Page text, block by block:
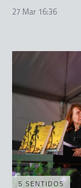
27 Mar 16:36
5 SENTIDOS